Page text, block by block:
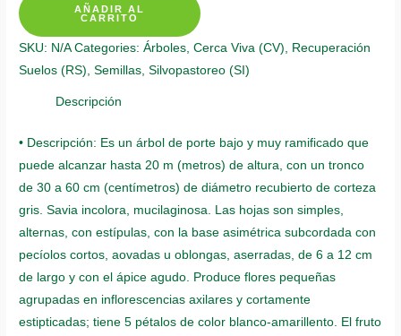
De
Árbol
quantity
AÑADIR AL
CARRITO
SKU: N/A Categories:Árboles,Cerca Viva (CV), Recuperación
Suelos (RS),Semillas,Silvopastoreo (SI)
Descripción
• Descripción: Es un árbol de porte bajo y muy ramificado que
puede alcanzar hasta 20 m (metros) de altura, con un tronco
de 30 a 60 cm (centímetros) de diámetro recubierto de corteza
gris. Savia incolora, mucilaginosa. Las hojas son simples,
alternas, con estípulas, con la base asimétrica subcordada con
pecíolos cortos, aovadas u oblongas, aserradas, de 6 a 12 cm
de largo y con el ápice agudo. Produce flores pequeñas
agrupadas en inflorescencias axilares y cortamente
estipticadas; tiene 5 pétalos de color blanco-amarillento. El fruto